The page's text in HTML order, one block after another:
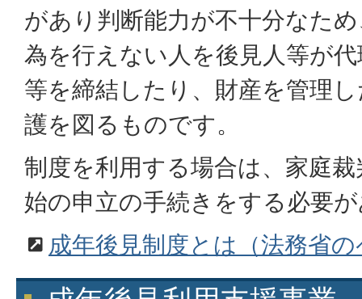
があり判断能力が不十分なた
為を行えない人を後見人等が
等を締結したり、財産を管理
護を図るものです。
制度を利用する場合は、家庭
始の申立の手続きをする必要
成年後見制度とは（法務省